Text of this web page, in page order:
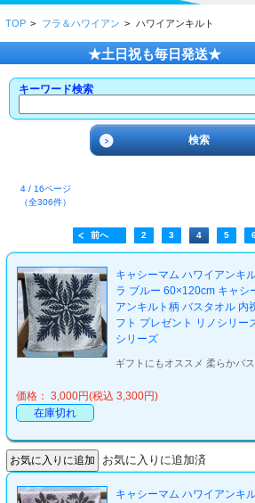
TOP > フラ＆ハワイアン > ハワイアンキルト
★土日祝も毎日発送★
キーワード検索
4 / 16ページ
（全306件）
前へ 2 3 4 5
キャシーマム ハワイアンキ
ラ ブルー 60×120cm キャシ
アンキルト柄 バスタオル 内
フト プレゼント リノシリー
シリーズ
ギフトにもオススメ 柔らかバ
価格： 3,000円(税込 3,300円)
在庫切れ
お気に入りに追加済
キャシーマム ハワイアンキ